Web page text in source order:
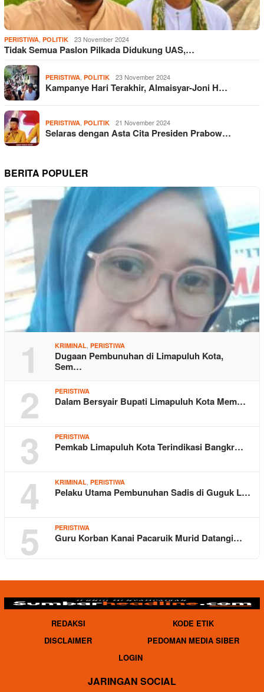
PERISTIWA POLITIK 23 November 2024
Tidak Semua Paslon Pilkada Didukung UAS,…
PERISTIWA POLITIK 23 November 2024
Kampanye Hari Terakhir, Almaisyar-Joni H…
PERISTIWA POLITIK 21 November 2024
Selaras dengan Asta Cita Presiden Prabow…
BERITA POPULER
1 KRIMINAL PERISTIWA
Dugaan Pembunuhan di Limapuluh Kota,
Sem…
2 PERISTIWA
Dalam Bersyair Bupati Limapuluh Kota Mem…
3 PERISTIWA
Pemkab Limapuluh Kota Terindikasi Bangkr…
4 KRIMINAL PERISTIWA
Pelaku Utama Pembunuhan Sadis di Guguk L…
5 PERISTIWA
Guru Korban Kanai Pacaruik Murid Datangi…
REDAKSI
KODE ETIK
DISCLAIMER
PEDOMAN MEDIA SIBER
LOGIN
JARINGAN SOCIAL